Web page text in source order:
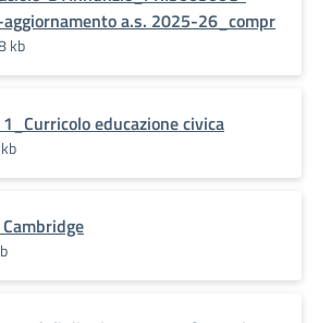
a.s. 2025-26_compr
kb
educazione civica